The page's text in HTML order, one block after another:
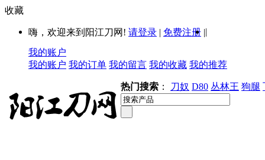
收藏
嗨，欢迎来到阳江刀网! 请登录 | 免费注册 ||
我的账户
我的账户 我的订单 我的留言 我的收藏 我的推荐
热门搜索 ： 刀奴 D80 丛林王 狗腿